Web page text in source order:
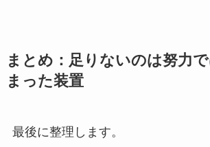
まとめ：足りないのは努力
まった装置
最後に整理します。